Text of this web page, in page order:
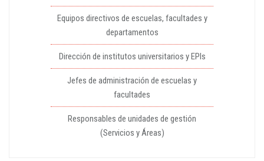
Equipos directivos de escuelas, facultades y
departamentos
Dirección de institutos universitarios y EPIs
Jefes de administración de escuelas y
facultades
Responsables de unidades de gestión
(Servicios y Áreas)